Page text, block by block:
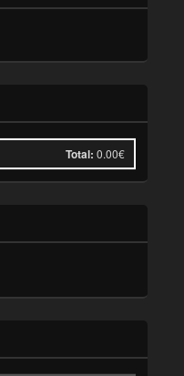
Total: 0.00€